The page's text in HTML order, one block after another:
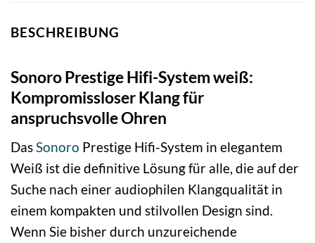
BESCHREIBUNG
Sonoro Prestige Hifi-System weiß:
Kompromissloser Klang für
anspruchsvolle Ohren
DasSonoro Prestige Hifi-System in elegantem
Weiß ist die definitive Lösung für alle, die auf der
Suche nach einer audiophilen Klangqualität in
einem kompakten und stilvollen Design sind.
Wenn Sie bisher durch unzureichende